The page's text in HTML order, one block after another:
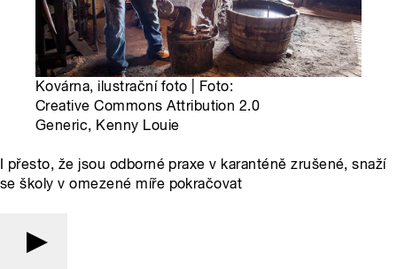
Kovárna, ilustrační foto | Foto:
Creative Commons Attribution 2.0
Generic, Kenny Louie
I přesto, že jsou odborné praxe v karanténě zrušené, snaží
se školy v omezené míře pokračovat